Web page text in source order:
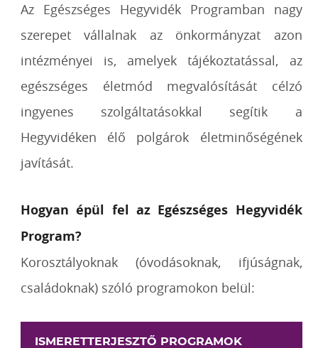
Az Egészséges Hegyvidék Programban nagy
szerepet vállalnak az önkormányzat azon
intézményei is, amelyek tájékoztatással, az
egészséges életmód megvalósítását célzó
ingyenes szolgáltatásokkal segítik a
Hegyvidéken élő polgárok életminőségének
javítását.
Hogyan épül fel az Egészséges Hegyvidék
Program?
Korosztályoknak (óvodásoknak, ifjúságnak,
családoknak) szóló programokon belül:
ISMERETTERJESZTŐ PROGRAMOK